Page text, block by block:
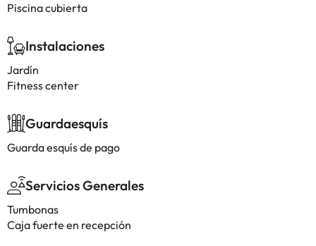
Piscina cubierta
Instalaciones
Jardín
Fitness center
Guardaesquís
Guarda esquís de pago
Servicios Generales
Tumbonas
Caja fuerte en recepción